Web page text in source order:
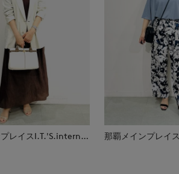
那覇メインプレイスI.T.'S.international